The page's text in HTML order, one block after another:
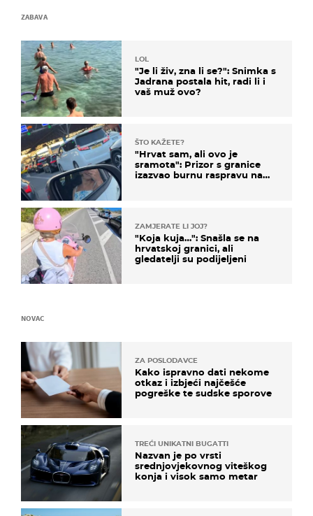
ZABAVA
LOL
"Je li živ, zna li se?": Snimka s
Jadrana postala hit, radi li i
vaš muž ovo?
ŠTO KAŽETE?
"Hrvat sam, ali ovo je
sramota": Prizor s granice
izazvao burnu raspravu na
ZAMJERATE LI JOJ?
"Koja kuja…": Snašla se na
hrvatskoj granici, ali
gledatelji su podijeljeni
NOVAC
ZA POSLODAVCE
Kako ispravno dati nekome
otkaz i izbjeći najčešće
pogreške te sudske sporove
TREĆI UNIKATNI BUGATTI
Nazvan je po vrsti
srednjovjekovnog viteškog
konja i visok samo metar